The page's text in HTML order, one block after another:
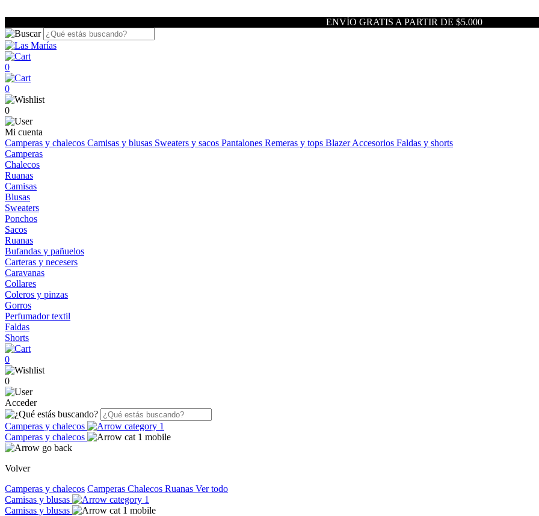
ENVÍO GRATIS A PARTIR DE $5.000
0
0
0
Mi cuenta
Camperas y chalecos Camisas y blusas Sweaters y sacos Pantalones Remeras y tops BlazerAccesorios Faldas y shorts
Camperas
Chalecos
Ruanas
Camisas
Blusas
Sweaters
Ponchos
Sacos
Ruanas
Bufandas y pañuelos
Carteras y necesers
Caravanas
Collares
Coleros y pinzas
Gorros
Perfumador textil
Faldas
Shorts
0
0
Acceder
Camperas y chalecos
Camperas y chalecos
Volver
Camperas y chalecos Camperas Chalecos Ruanas Ver todo
Camisas y blusas
Camisas y blusas